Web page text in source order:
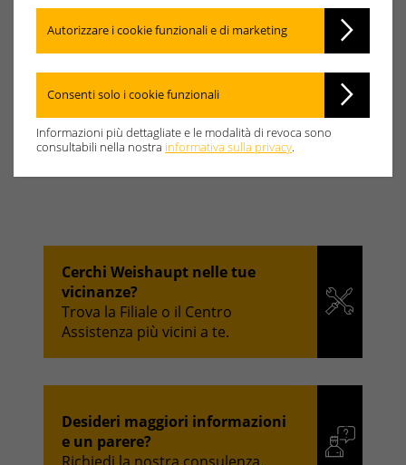
quando è necessario, nessun accumulo. L'acqua
fredda scorre attraverso lo scambiatore a piastre
e viene riscaldata con un flusso controcorrente
dall’acqua tecnica proveniente da un accumulo
inerziale, riscaldato da un
Generatore di calore
.
Cerchi Weishaupt nelle tue
vicinanze?
Trova la Filiale o il Centro
Assistenza più vicini a te.
Desideri maggiori informazioni
e un parere?
Autorizzare i cookie funzionali e di marketing
Consenti solo i cookie funzionali
Informazioni più dettagliate e le modalità di revoca sono
consultabili nella nostra informativa sulla privacy.